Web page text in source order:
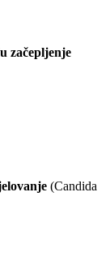
začepljenje
(Candida